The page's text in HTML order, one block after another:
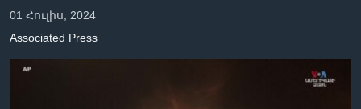
«ԱՄԵՐԻԿԱՅԻ ՁԱՅՆ»-Ի ԿԱՆՈՆԱԴՐՈՒԹՅՈՒՆ
ԿԱՊ ՄԵԶ ՀԵՏ
01 Հուլիս, 2024
Associated Press